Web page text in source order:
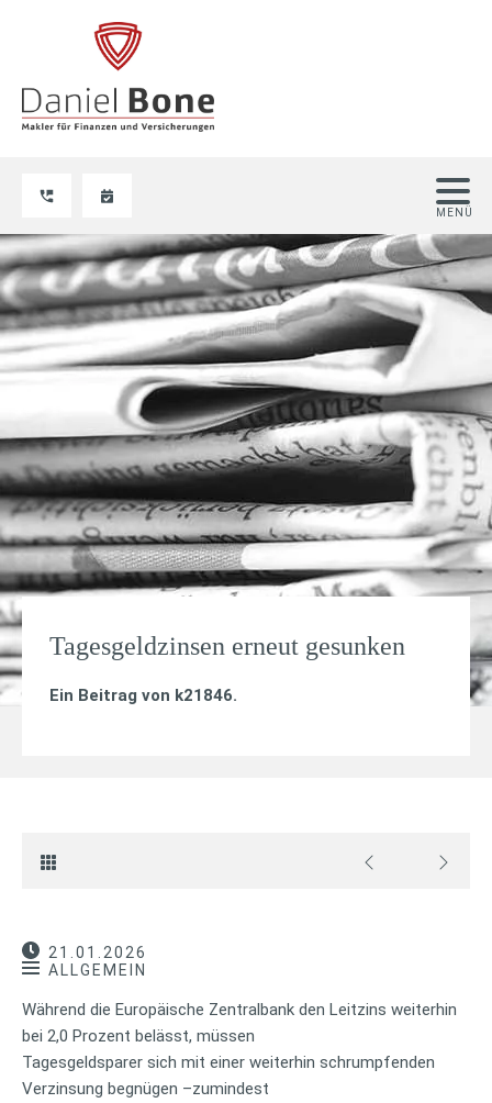
Tagesgeldzinsen erneut gesunken
Ein Beitrag von k21846.
21.01.2026
ALLGEMEIN
Während die Europäische Zentralbank den Leitzins weiterhin
bei 2,0 Prozent belässt, müssen
Tagesgeldsparer sich mit einer weiterhin schrumpfenden
Verzinsung begnügen –zumindest